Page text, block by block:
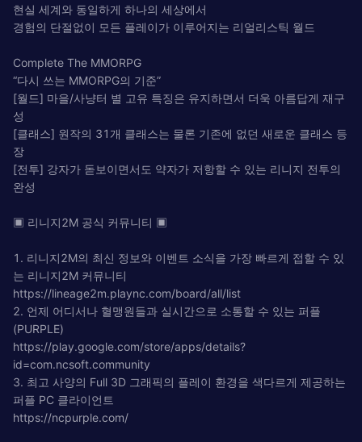
현실 세계와 동일하게 하나의 세상에서
경험의 단절없이 모든 플레이가 이루어지는 리얼리스틱 월드
Complete The MMORPG
“다시 쓰는 MMORPG의 기준”
[월드] 마을/사냥터 별 고유 특징은 유지하면서 더욱 아름답게 재구
성
[클래스] 원작의 31개 클래스는 물론 기존에 없던 새로운 클래스 등
장
[전투] 강자가 돋보이면서도 약자가 저항할 수 있는 리니지 전투의
완성
▣ 리니지2M 공식 커뮤니티 ▣
1. 리니지2M의 최신 정보와 이벤트 소식을 가장 빠르게 접할 수 있
는 리니지2M 커뮤니티
https://lineage2m.plaync.com/board/all/list
2. 언제 어디서나 혈맹원들과 실시간으로 소통할 수 있는 퍼플
(PURPLE)
https://play.google.com/store/apps/details?
id=com.ncsoft.community
3. 최고 사양의 Full 3D 그래픽의 플레이 환경을 색다르게 제공하는
퍼플 PC 클라이언트
https://ncpurple.com/